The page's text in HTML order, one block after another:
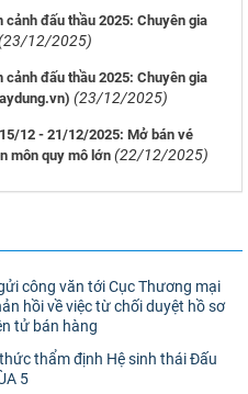
cảnh đấu thầu 2025: Chuyên gia
12/2025)
cảnh đấu thầu 2025: Chuyên gia
(23/12/2025)
12 - 21/12/2025: Mở bán vé
môn quy mô lớn (22/12/2025)
công văn tới Cục Thương mại
hồi về việc từ chối duyệt hồ sơ
tử bán hàng
thẩm định Hệ sinh thái Đấu
5